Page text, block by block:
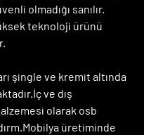
olmadığı sanılır.
teknoloji ürünü
şingle ve kremit altında
ve dış
olarak osb
üretiminde